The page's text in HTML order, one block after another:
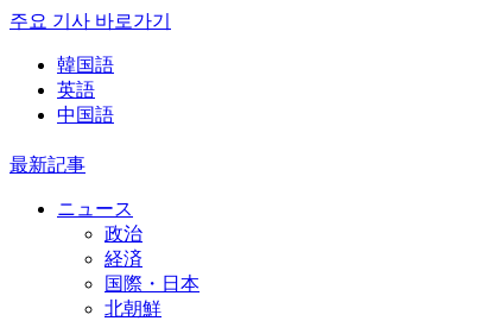
주요 기사 바로가기
韓国語
英語
中国語
最新記事
ニュース
政治
経済
国際・日本
北朝鮮